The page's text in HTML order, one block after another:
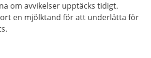
om avvikelser upptäcks tidigt.
en mjölktand för att underlätta för